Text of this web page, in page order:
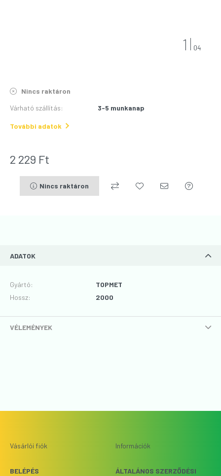
1 04
Nincs raktáron
Várható szállítás: 3-5 munkanap
További adatok
2 229 Ft
Nincs raktáron
ADATOK
Gyártó:
TOPMET
Hossz: 2000
VÉLEMÉNYEK
Vásárlói fiók
BELÉPÉS
Információk
ÁLTALÁNOS SZERZŐDÉSI